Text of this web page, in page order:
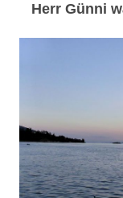
Herr Günni